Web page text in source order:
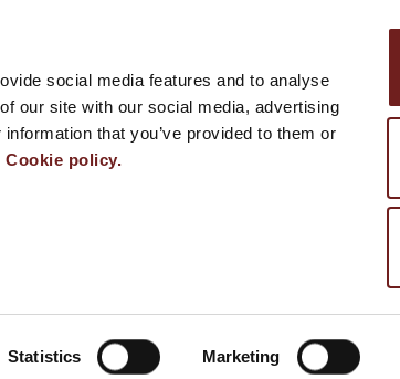
social media features and to analyse
our site with our social media, advertising
that you’ve provided to them or
Cookie policy.
Statistics Marketing